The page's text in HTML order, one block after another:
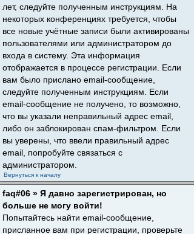
лет, следуйте полученным инструкциям. На
некоторых конференциях требуется, чтобы
все новые учётные записи были активированы
пользователями или администратором до
входа в систему. Эта информация
отображается в процессе регистрации. Если
вам было прислано email-сообщение,
следуйте полученным инструкциям. Если
email-сообщение не получено, то возможно,
что вы указали неправильный адрес email,
либо он заблокирован спам-фильтром. Если
вы уверены, что ввели правильный адрес
email, попробуйте связаться с
администратором.
Вернуться к началу
faq#06 » Я давно зарегистрирован, но
больше не могу войти!
Попытайтесь найти email-сообщение,
присланное вам при регистрации, проверьте